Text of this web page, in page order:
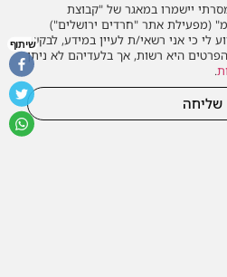
יישמרו במאגר של "קבוצת
(מפעילת אתר "חרדים ירושלים")
לי כי אני רשאי/ת לעיין במידע, לבקש
היא רשות, אך בלעדיהם לא ניתן
.
שליחה
שיתוף